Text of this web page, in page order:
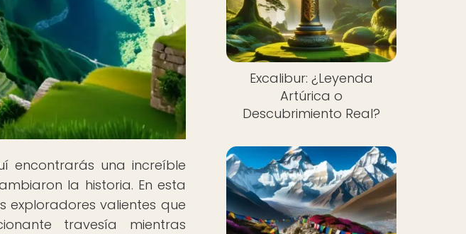
encontrarás una increíble
la historia. En esta
exploradores valientes que
travesía mientras
Excalibur: ¿Leyenda
Artúrica o
Descubrimiento Real?